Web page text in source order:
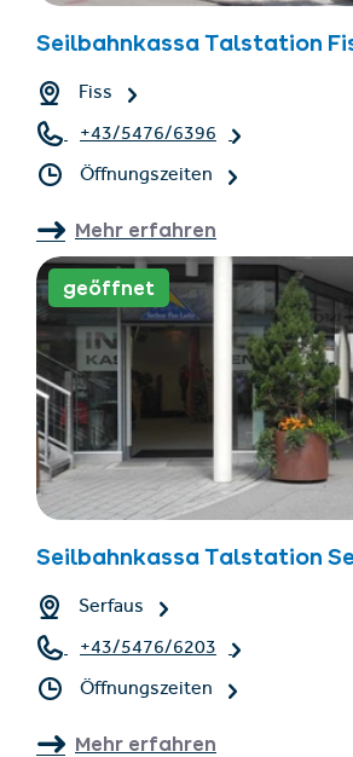
Seilbahnkassa Talstation
Fiss
+43/5476/6396
Öffnungszeiten
Mehr erfahren
geöffnet
Seilbahnkassa Talstation
Serfaus
+43/5476/6203
Öffnungszeiten
Mehr erfahren